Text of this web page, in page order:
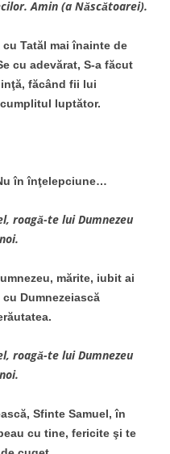
Amin (a Născătoarei).
Tatăl mai înainte de
cu adevărat, S-a făcut
făcând fii lui
luptător.
în înţelepciune…
roagă-te lui Dumnezeu
mărite, iubit ai
Dumnezeiască
roagă-te lui Dumnezeu
Sfinte Samuel, în
cu tine, fericite şi te